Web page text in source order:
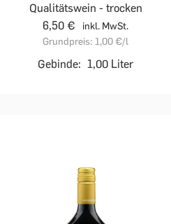
Qualitätswein - trocken
6,50 €
inkl. MwSt.
Grundpreis: 1,00 €/l
Gebinde: 1,00 Liter